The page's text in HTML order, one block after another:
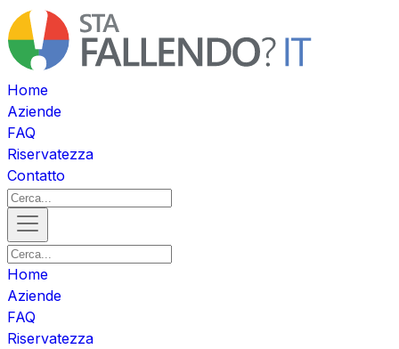
Home
Aziende
FAQ
Riservatezza
Contatto
Home
Aziende
FAQ
Riservatezza